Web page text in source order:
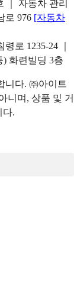
｜ 자동차 관리
로 976 [자동차
로 1235-24 ｜
) 화련빌딩 3층
니다. ㈜아이트
니며, 상품 및 거
다.